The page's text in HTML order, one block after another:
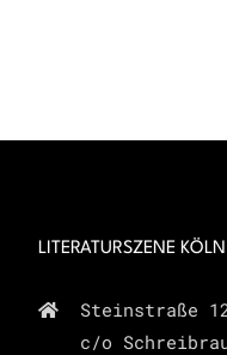
LITERATURSZENE
Steinstraße
c/o